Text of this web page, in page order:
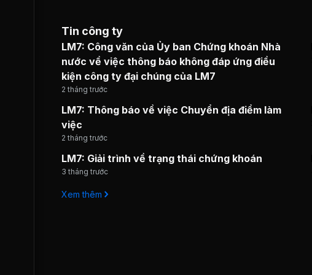
Tin công ty
LM7: Công văn của Ủy ban Chứng khoán Nhà
nước về việc thông báo không đáp ứng điều
kiện công ty đại chúng của LM7
2 tháng trước
LM7: Thông báo về việc Chuyển địa điểm làm
việc
2 tháng trước
LM7: Giải trình về trạng thái chứng khoán
3 tháng trước
Xem thêm